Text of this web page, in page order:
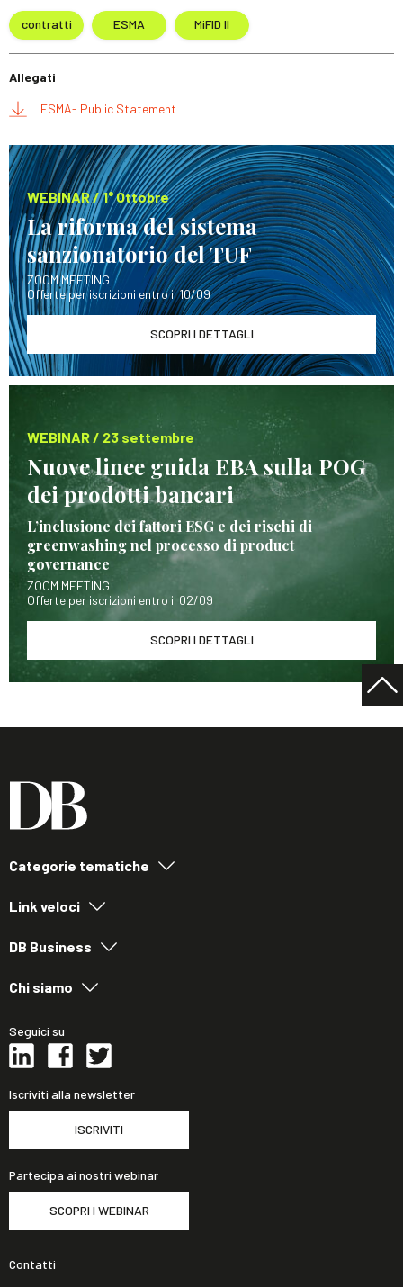
contratti ESMA MiFID II
Allegati
ESMA- Public Statement
WEBINAR / 1° Ottobre
La riforma del sistema
sanzionatorio del TUF
ZOOM MEETING
Offerte per iscrizioni entro il 10/09
SCOPRI I DETTAGLI
WEBINAR / 23 settembre
Nuove linee guida EBA sulla POG
dei prodotti bancari
L’inclusione dei fattori ESG e dei rischi di
greenwashing nel processo di product
governance
ZOOM MEETING
Offerte per iscrizioni entro il 02/09
SCOPRI I DETTAGLI
Categorie tematiche
Link veloci
DB Business
Chi siamo
Seguici su
Iscriviti alla newsletter
ISCRIVITI
Partecipa ai nostri webinar
SCOPRI I WEBINAR
Contatti